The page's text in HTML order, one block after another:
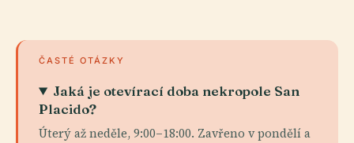
ČASTÉ OTÁZKY
Jaká je otevírací doba nekropole San
Placido?
Úterý až neděle, 9:00–18:00. Zavřeno v pondělí a